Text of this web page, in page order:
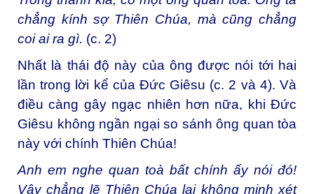
chẳng kính sợ Thiên Chúa, mà cũng chẳng
coi ai ra gì. (c. 2)
Nhất là thái độ này của ông được nói tới hai
lần trong lời kể của Đức Giêsu (c. 2 và 4). Và
điều càng gây ngạc nhiên hơn nữa, khi Đức
Giêsu không ngần ngại so sánh ông quan tòa
này với chính Thiên Chúa!
Anh em nghe quan toà bất chính ấy nói đó!
Vậy chẳng lẽ Thiên Chúa lại không minh xét